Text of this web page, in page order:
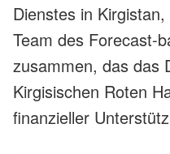
Dienstes in
Team des Forecast-
zusammen, das das
Kirgisischen Roten
finanzieller